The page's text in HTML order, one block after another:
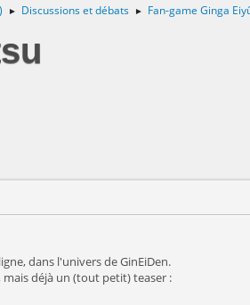
► Discussions et débats ► Fan-game Ginga
dans l'univers de GinEiDen.
déjà un (tout petit) teaser :